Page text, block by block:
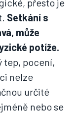
přesto je
Setkání s
může
potíže.
tep, pocení,
nelze
určité
nebo se